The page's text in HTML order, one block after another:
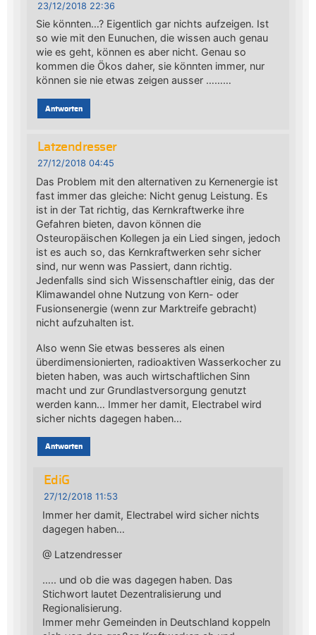
23/12/2018 22:36
Sie könnten…? Eigentlich gar nichts aufzeigen. Ist
so wie mit den Eunuchen, die wissen auch genau
wie es geht, können es aber nicht. Genau so
kommen die Ökos daher, sie könnten immer, nur
können sie nie etwas zeigen ausser ………
Antworten
Latzendresser
27/12/2018 04:45
Das Problem mit den alternativen zu Kernenergie ist
fast immer das gleiche: Nicht genug Leistung. Es
ist in der Tat richtig, das Kernkraftwerke ihre
Gefahren bieten, davon können die
Osteuropäischen Kollegen ja ein Lied singen, jedoch
ist es auch so, das Kernkraftwerken sehr sicher
sind, nur wenn was Passiert, dann richtig.
Jedenfalls sind sich Wissenschaftler einig, das der
Klimawandel ohne Nutzung von Kern- oder
Fusionsenergie (wenn zur Marktreife gebracht)
nicht aufzuhalten ist.
Also wenn Sie etwas besseres als einen
überdimensionierten, radioaktiven Wasserkocher zu
bieten haben, was auch wirtschaftlichen Sinn
macht und zur Grundlastversorgung genutzt
werden kann… Immer her damit, Electrabel wird
sicher nichts dagegen haben…
Antworten
EdiG
27/12/2018 11:53
Immer her damit, Electrabel wird sicher nichts
dagegen haben…
@ Latzendresser
….. und ob die was dagegen haben. Das
Stichwort lautet Dezentralisierung und
Regionalisierung.
Immer mehr Gemeinden in Deutschland koppeln